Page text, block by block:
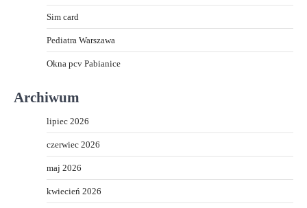
Sim card
Pediatra Warszawa
Okna pcv Pabianice
Archiwum
lipiec 2026
czerwiec 2026
maj 2026
kwiecień 2026